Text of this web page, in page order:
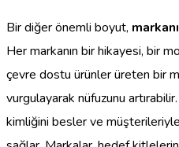
Bir diğer önemli boyut,
Her markanın bir hikayesi, bir
çevre dostu ürünler üreten bir
vurgulayarak nüfuzunu
kimliğini besler ve